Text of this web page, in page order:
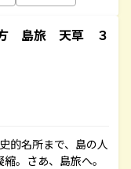
方 島旅 天草 ３
的名所まで、島の人
。さあ、島旅へ。